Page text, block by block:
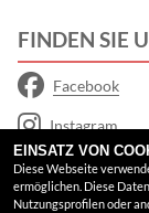
FINDEN SIE
Facebook
Instagram
Google Maps
EINSATZ VON
Diese Webseite
ermöglichen. Diese
Nutzungsprofilen oder